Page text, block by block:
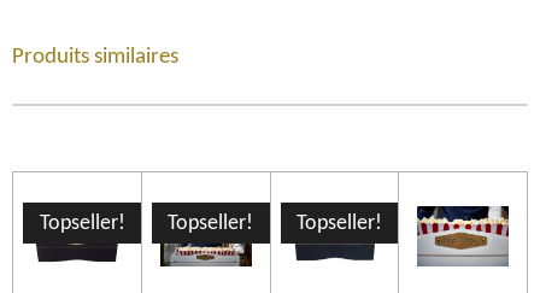
Produits similaires
Topseller! Topseller! Topseller!